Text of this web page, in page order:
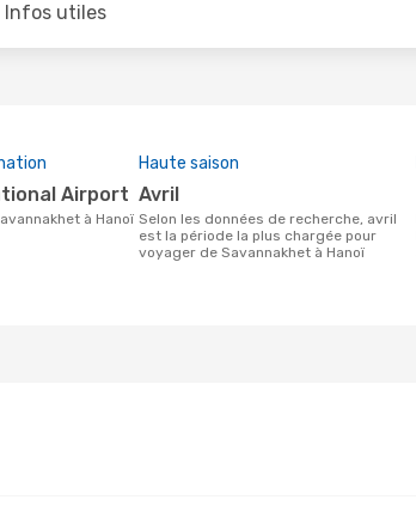
Infos utiles
Airport
à Hanoï
Haute saison
avril
Selon les données de recherche, avril
est la période la plus chargée pour
voyager de Savannakhet à Hanoï